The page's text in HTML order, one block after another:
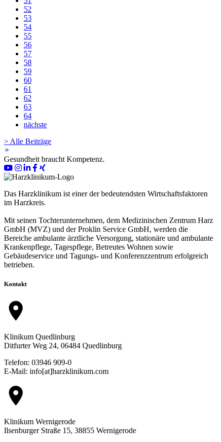
52
53
54
55
56
57
58
59
60
61
62
63
64
nächste
> Alle Beiträge
keyboard_double_arrow_right
Gesundheit braucht Kompetenz.
Das Harzklinikum ist einer der bedeutendsten Wirtschaftsfaktoren
im Harzkreis.
Mit seinen Tochterunternehmen, dem Medizinischen Zentrum Harz
GmbH (MVZ) und der Proklin Service GmbH, werden die
Bereiche ambulante ärztliche Versorgung, stationäre und ambulante
Krankenpflege, Tagespflege, Betreutes Wohnen sowie
Gebäudeservice und Tagungs- und Konferenzzentrum erfolgreich
betrieben.
Kontakt
location_on
Klinikum Quedlinburg
Ditfurter Weg 24, 06484 Quedlinburg
Telefon: 03946 909-0
E-Mail: info[at]harzklinikum.com
location_on
Klinikum Wernigerode
Ilsenburger Straße 15, 38855 Wernigerode